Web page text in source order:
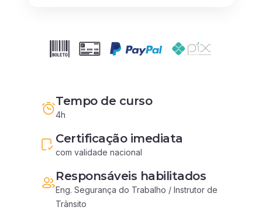
Tempo de curso
4h
Certificação imediata
com validade nacional
Responsáveis habilitados
Eng. Segurança do Trabalho / Instrutor de
Trânsito